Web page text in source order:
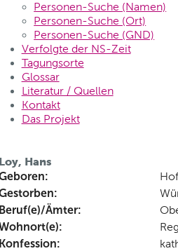
Personen-Suche (Namen)
Personen-Suche (Ort)
Personen-Suche (GND)
Verfolgte der NS-Zeit
Tagungsorte
Glossar
Literatur / Quellen
Kontakt
Das Projekt
Hans
Ämter: